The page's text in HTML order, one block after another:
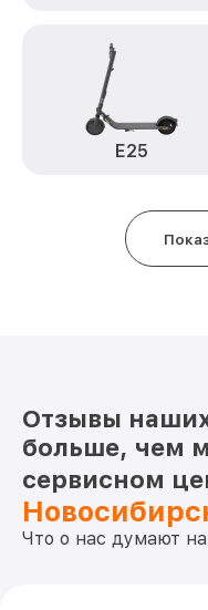
E25
Отзывы
больше, чем
сервисном
Что о нас думают